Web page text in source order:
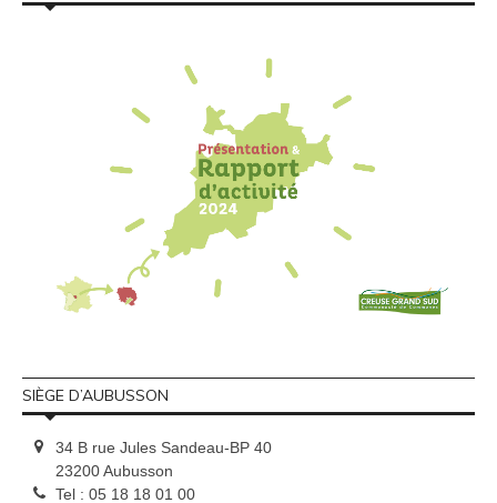
SIÈGE D’AUBUSSON
34 B rue Jules Sandeau-BP 40
23200 Aubusson
Tel : 05 18 18 01 00